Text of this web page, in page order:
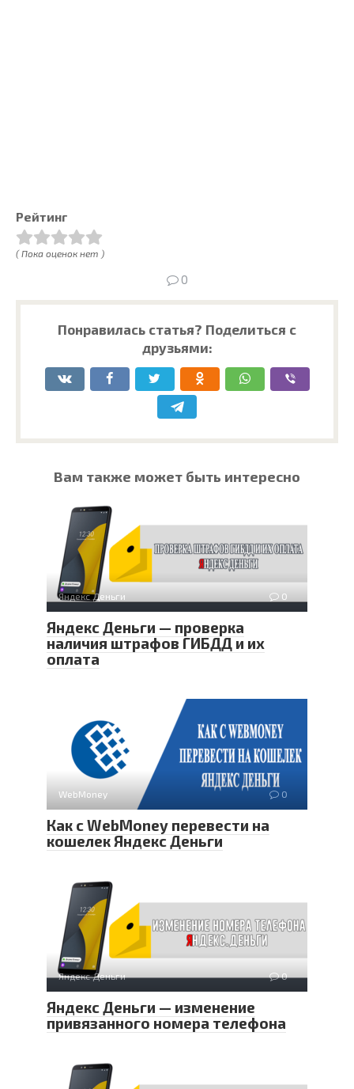
Рейтинг
( Пока оценок нет )
0
Понравилась статья? Поделиться с
друзьями:
Вам также может быть интересно
Яндекс Деньги 0
Яндекс Деньги — проверка
наличия штрафов ГИБДД и их
оплата
WebMoney 0
Как с WebMoney перевести на
кошелек Яндекс Деньги
Яндекс Деньги 0
Яндекс Деньги — изменение
привязанного номера телефона